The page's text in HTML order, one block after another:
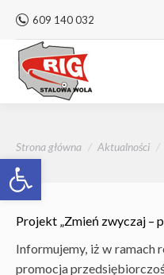
Otwórz pasek narzędzi
609 140 032
Jesteś tutaj:
Strona główna Aktualności
Projekt „Zmień zwyczaj –
Informujemy, iż w ramach
promocja